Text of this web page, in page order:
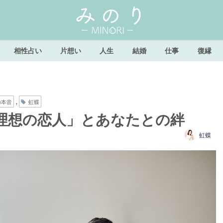
相性占い 片想い 人生 結婚 仕事 復縁
音 , 虹蝶
想の恋人」とあなたとの絆
虹蝶